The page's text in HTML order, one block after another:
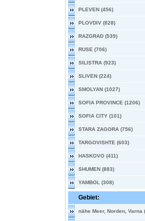
PLEVEN (456)
PLOVDIV (828)
RAZGRAD (539)
RUSE (706)
SILISTRA (923)
SLIVEN (224)
SMOLYAN (1027)
SOFIA PROVINCE (1206)
SOFIA CITY (101)
STARA ZAGORA (756)
TARGOVISHTE (603)
HASKOVO (411)
SHUMEN (883)
YAMBOL (308)
Gebiet:
nähe Meer, Norden, Varna